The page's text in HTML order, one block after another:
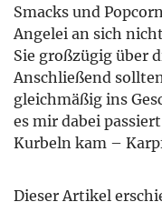
Smacks und
Angelei an sich
Sie großzügig über
Anschließend
gleichmäßig ins
es mir dabei
Kurbeln kam –
Dieser Artikel